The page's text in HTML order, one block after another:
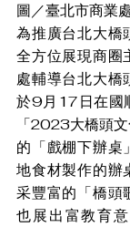
圖／臺北市商業
為推廣台北大橋
全方位展現商圈
處輔導台北大橋
於9月17日在國
「2023大橋頭
的「戲棚下辦桌
地食材製作的辦
采豐富的「橋頭
也展出富教育